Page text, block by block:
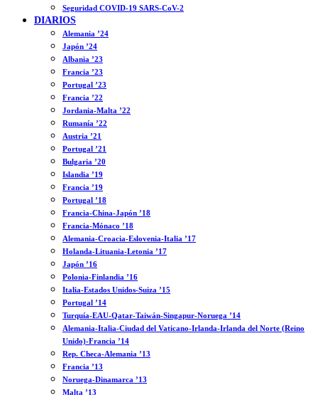
Seguridad COVID-19 SARS-CoV-2
DIARIOS
Alemania ’24
Japón ’24
Albania ’23
Francia ’23
Portugal ’23
Francia ’22
Jordania-Malta ’22
Rumanía ’22
Austria ’21
Portugal ’21
Bulgaria ’20
Islandia ’19
Francia ’19
Portugal ’18
Francia-China-Japón ’18
Francia-Mónaco ’18
Alemania-Croacia-Eslovenia-Italia ’17
Holanda-Lituania-Letonia ’17
Japón ’16
Polonia-Finlandia ’16
Italia-Estados Unidos-Suiza ’15
Portugal ’14
Turquía-EAU-Qatar-Taiwán-Singapur-Noruega ’14
Alemania-Italia-Ciudad del Vaticano-Irlanda-Irlanda del Norte (Reino
Unido)-Francia ’14
Rep. Checa-Alemania ’13
Francia ’13
Noruega-Dinamarca ’13
Malta ’13